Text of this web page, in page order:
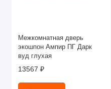
Межкомнатная дверь
экошпон Ампир ПГ Дарк
вуд глухая
13567 ₽